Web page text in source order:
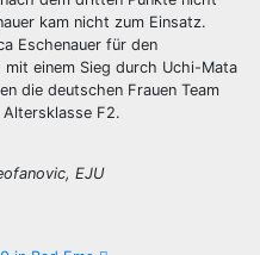
kam nicht zum Einsatz.
Eschenauer für den
einem Sieg durch Uchi-Mata
die deutschen Frauen Team
F2.
EJU